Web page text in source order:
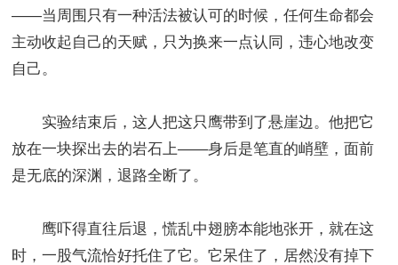
——当周围只有一种活法被认可的时候，任何生命都会
主动收起自己的天赋，只为换来一点认同，违心地改变
自己。
实验结束后，这人把这只鹰带到了悬崖边。他把它
放在一块探出去的岩石上——身后是笔直的峭壁，面前
是无底的深渊，退路全断了。
鹰吓得直往后退，慌乱中翅膀本能地张开，就在这
时，一股气流恰好托住了它。它呆住了，居然没有掉下